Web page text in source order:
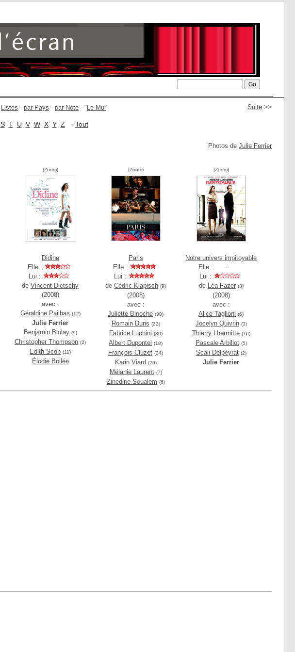
Suite >>
Listes - par Pays - par Note - " Le Mur"
S T U V W X Y Z - Tout
Photos de Julie Ferrier
(Zoom)
Didine
Elle :
Lui :
deVincent Dietschy
(2008)
avec :
Géraldine Pailhas (12)
Julie Ferrier
Benjamin Biolay (9)
Christopher Thompson (2)
Edith Scob (11)
Élodie Bollée
(Zoom)
Paris
Elle :
Lui :
deCédric Klapisch (9)
(2008)
avec :
Juliette Binoche (30)
Romain Duris (22)
Fabrice Luchini (30)
Albert Dupontel (18)
François Cluzet (24)
Karin Viard (29)
Mélanie Laurent (7)
Zinedine Soualem (6)
(Zoom)
Notre univers impitoyable
Elle :
Lui :
de Léa Fazer (3)
(2008)
avec :
Alice Taglioni (6)
Jocelyn Quivrin (3)
Thierry Lhermitte (16)
Pascale Arbillot (5)
Scali Delpeyrat (2)
Julie Ferrier